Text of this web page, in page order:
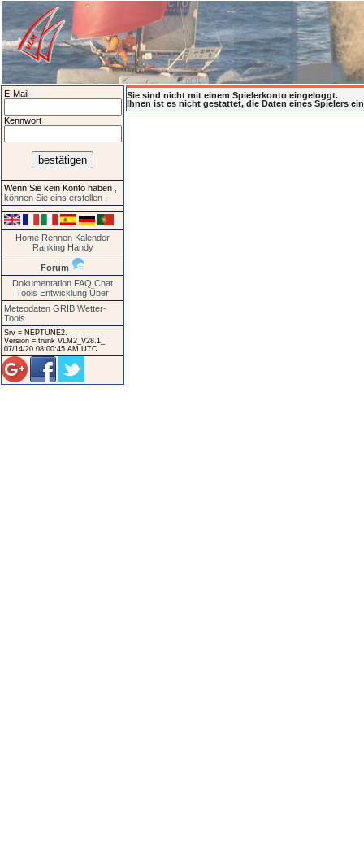
E-Mail :
Kennwort :
Wenn Sie kein Konto haben
können Sie eins erstellen
Home Rennen Kalender
Ranking Handy
Forum
Dokumentation FAQ Chat
Tools Entwicklung Über
Meteodaten GRIB Wetter-
Tools
Srv = NEPTUNE2.
Version = trunk VLM2_V28.1_
07/14/20 08:00:45 AM UTC
Sie sind nicht mit einem Spielerkonto eingeloggt.
Ihnen ist es nicht gestattet, die Daten eines Spielers